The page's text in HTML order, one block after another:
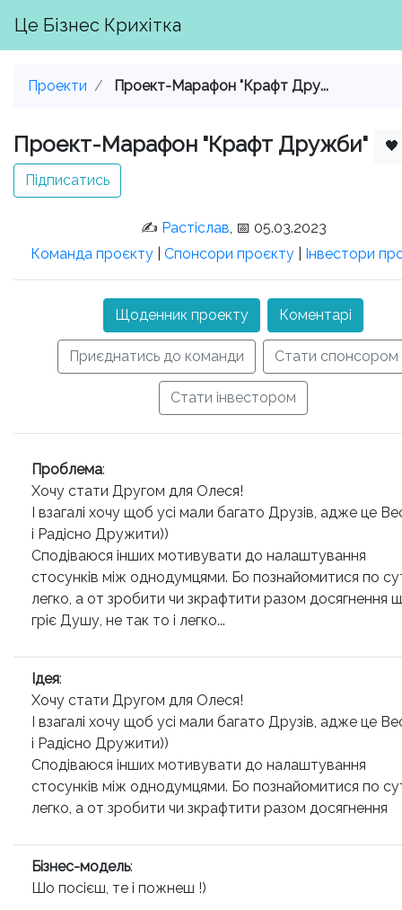
Це Бізнес Крихітка
Проекти Проект-Марафон "Крафт Дру...
Проект-Марафон "Крафт Дружби"
🖤
Підписатись
✍️ Растіслав, 📅 05.03.2023
Команда проєкту
Спонсори проєкту Інвестори
Щоденник проекту Коментарі
Приєднатись до команди Стати спонсором
Стати інвестором
Проблема:
Хочу стати Другом для Олеся!
І взагалі хочу щоб усі мали багато Друзів, адже це
і Радісно Дружити))
Сподіваюся інших мотивувати до налаштування
стосунків між однодумцями. Бо познайомитися по
легко, а от зробити чи зкрафтити разом досягнення
гріє Душу, не так то і легко...
Ідея:
Хочу стати Другом для Олеся!
І взагалі хочу щоб усі мали багато Друзів, адже це
і Радісно Дружити))
Сподіваюся інших мотивувати до налаштування
стосунків між однодумцями. Бо познайомитися по
легко, а от зробити чи зкрафтити разом досягнення
Бізнес-модель:
Шо посієш, те і пожнеш !)